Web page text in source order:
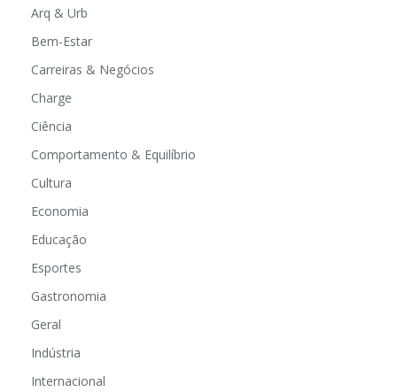
Arq & Urb
Bem-Estar
Carreiras & Negócios
Charge
Ciência
Comportamento & Equilíbrio
Cultura
Economia
Educação
Esportes
Gastronomia
Geral
Indústria
Internacional